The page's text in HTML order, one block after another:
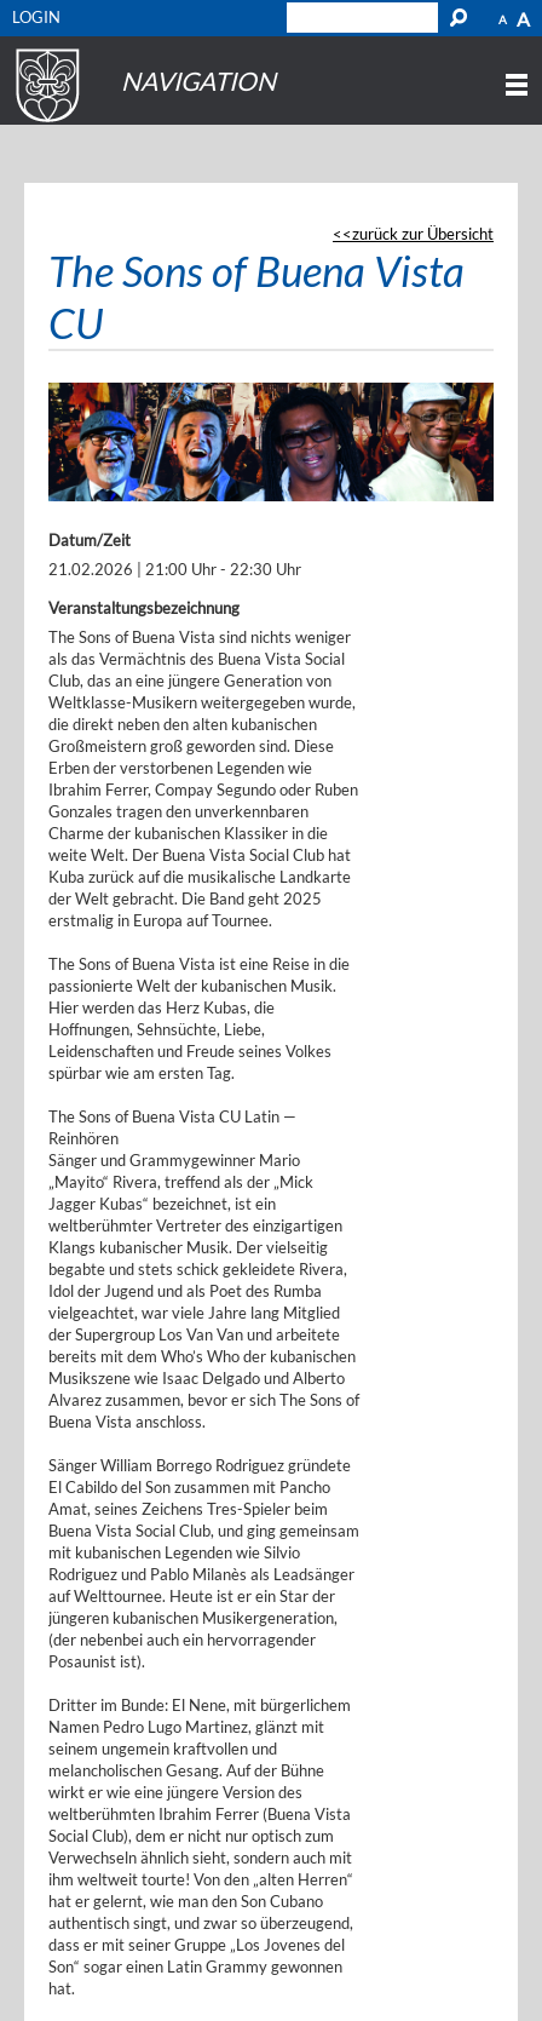
A A
LOGIN
NAVIGATION
zurück zur Übersicht
The Sons of Buena Vista
CU
Datum/Zeit
21.02.2026 | 21:00 Uhr - 22:30 Uhr
Veranstaltungsbezeichnung
The Sons of Buena Vista sind nichts weniger
als das Vermächtnis des Buena Vista Social
Club, das an eine jüngere Generation von
Weltklasse-Musikern weitergegeben wurde,
die direkt neben den alten kubanischen
Großmeistern groß geworden sind. Diese
Erben der verstorbenen Legenden wie
Ibrahim Ferrer, Compay Segundo oder Ruben
Gonzales tragen den unverkennbaren
Charme der kubanischen Klassiker in die
weite Welt. Der Buena Vista Social Club hat
Kuba zurück auf die musikalische Landkarte
der Welt gebracht. Die Band geht 2025
erstmalig in Europa auf Tournee.
The Sons of Buena Vista ist eine Reise in die
passionierte Welt der kubanischen Musik.
Hier werden das Herz Kubas, die
Hoffnungen, Sehnsüchte, Liebe,
Leidenschaften und Freude seines Volkes
spürbar wie am ersten Tag.
The Sons of Buena Vista CU Latin —
Reinhören
Sänger und Grammygewinner Mario
„Mayito“ Rivera, treffend als der „Mick
Jagger Kubas“ bezeichnet, ist ein
weltberühmter Vertreter des einzigartigen
Klangs kubanischer Musik. Der vielseitig
begabte und stets schick gekleidete Rivera,
Idol der Jugend und als Poet des Rumba
vielgeachtet, war viele Jahre lang Mitglied
der Supergroup Los Van Van und arbeitete
bereits mit dem Who’s Who der kubanischen
Musikszene wie Isaac Delgado und Alberto
Alvarez zusammen, bevor er sich The Sons of
Buena Vista anschloss.
Sänger William Borrego Rodriguez gründete
El Cabildo del Son zusammen mit Pancho
Amat, seines Zeichens Tres-Spieler beim
Buena Vista Social Club, und ging gemeinsam
mit kubanischen Legenden wie Silvio
Rodriguez und Pablo Milanès als Leadsänger
auf Welttournee. Heute ist er ein Star der
jüngeren kubanischen Musikergeneration,
(der nebenbei auch ein hervorragender
Posaunist ist).
Dritter im Bunde: El Nene, mit bürgerlichem
Namen Pedro Lugo Martinez, glänzt mit
seinem ungemein kraftvollen und
melancholischen Gesang. Auf der Bühne
wirkt er wie eine jüngere Version des
weltberühmten Ibrahim Ferrer (Buena Vista
Social Club), dem er nicht nur optisch zum
Verwechseln ähnlich sieht, sondern auch mit
ihm weltweit tourte! Von den „alten Herren“
hat er gelernt, wie man den Son Cubano
authentisch singt, und zwar so überzeugend,
dass er mit seiner Gruppe „Los Jovenes del
Son“ sogar einen Latin Grammy gewonnen
hat.